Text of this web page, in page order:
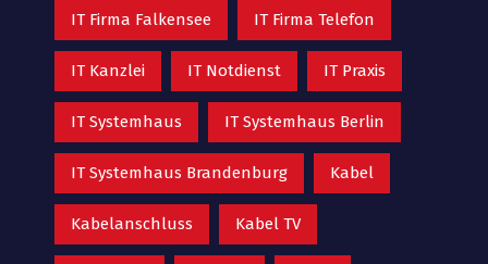
IT Firma Falkensee IT Firma Telefon
IT Kanzlei IT Notdienst IT Praxis
IT Systemhaus IT Systemhaus Berlin
IT Systemhaus Brandenburg Kabel
Kabelanschluss Kabel TV